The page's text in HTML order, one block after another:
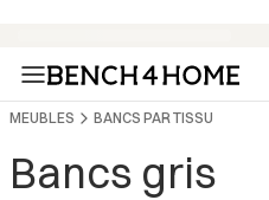
MEUBLES BANCS PAR TISSU
Bancs gris